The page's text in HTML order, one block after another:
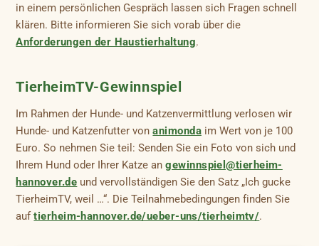
in einem persönlichen Gespräch lassen sich Fragen schnell
klären. Bitte informieren Sie sich vorab über die
Anforderungen der Haustierhaltung.
TierheimTV-Gewinnspiel
Im Rahmen der Hunde- und Katzenvermittlung verlosen wir
Hunde- und Katzenfutter vonanimonda im Wert von je 100
Euro. So nehmen Sie teil: Senden Sie ein Foto von sich und
Ihrem Hund oder Ihrer Katze angewinnspiel@tierheim-
hannover.de und vervollständigen Sie den Satz „Ich gucke
TierheimTV, weil …“. Die Teilnahmebedingungen finden Sie
auftierheim-hannover.de/ueber-uns/tierheimtv/.